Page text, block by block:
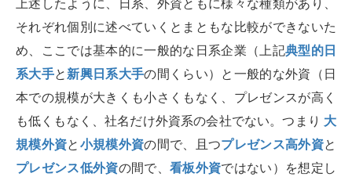
上述したように、日系、外資ともに様々な種類があり、
それぞれ個別に述べていくとまともな比較ができないた
め、ここでは基本的に一般的な日系企業（上記典型的日
系大手と 新興日系大手の間くらい）と一般的な外資（日
本での規模が大きくも小さくもなく、プレゼンスが高く
も低くもなく、社名だけ外資系の会社でない。つまり 大
規模外資と 小規模外資の間で、且つプレゼンス高外資と
プレゼンス低外資の間で、看板外資ではない）を想定し